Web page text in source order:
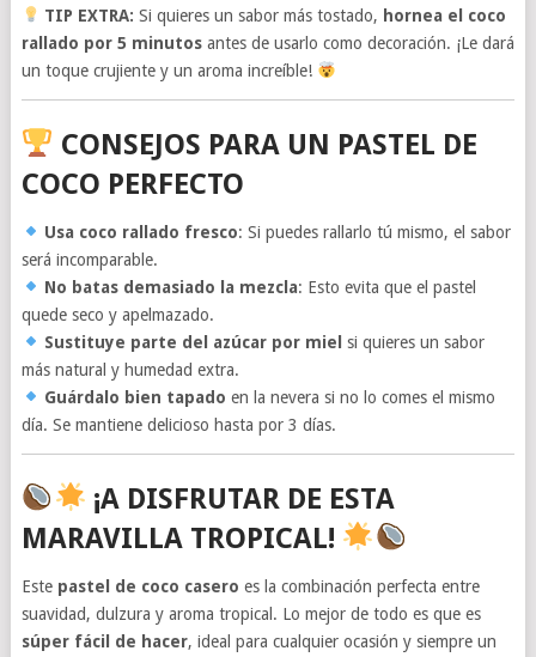
TIP EXTRA: Si quieres un sabor más tostado, hornea el coco
rallado por 5 minutosantes de usarlo como decoración. ¡Le dará
un toque crujiente y un aroma increíble!
CONSEJOS PARA UN PASTEL DE
COCO PERFECTO
Usa coco rallado fresco: Si puedes rallarlo tú mismo, el sabor
será incomparable.
No batas demasiado la mezcla: Esto evita que el pastel
quede seco y apelmazado.
Sustituye parte del azúcar por miel si quieres un sabor
más natural y humedad extra.
Guárdalo bien tapado en la nevera si no lo comes el mismo
día. Se mantiene delicioso hasta por 3 días.
¡A DISFRUTAR DE ESTA
MARAVILLA TROPICAL!
Este pastel de coco casero es la combinación perfecta entre
suavidad, dulzura y aroma tropical. Lo mejor de todo es que es
súper fácil de hacer, ideal para cualquier ocasión y siempre un